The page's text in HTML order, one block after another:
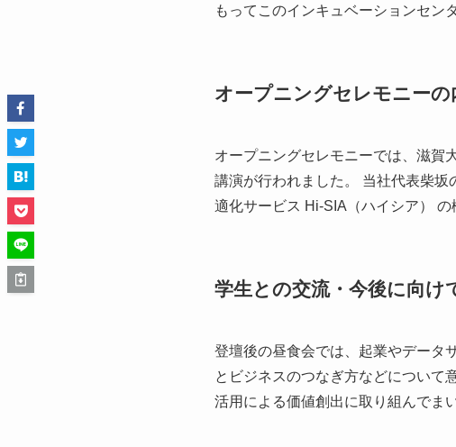
もってこのインキュベーションセン
オープニングセレモニーの
オープニングセレモニーでは、滋賀
講演が行われました。 当社代表柴
適化サービス Hi-SIA（ハイシア） の
学生との交流・今後に向け
登壇後の昼食会では、起業やデータ
とビジネスのつなぎ方などについて
活用による価値創出に取り組んでま